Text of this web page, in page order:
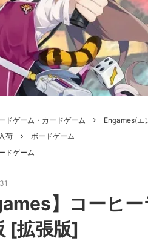
ッセンブル関連品
ーム・ホビー関係書籍
ど
ーツ
イテム
ーハンマー
ム
ガン本体各種
ナレッジレポーツ
ドゲーム・カードゲーム
Engames(エ
荷
ボードゲーム
ドゲーム
】コーヒ
[拡張版]